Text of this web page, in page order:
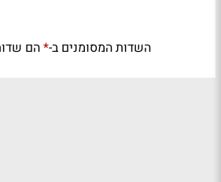
השדות המסומנים ב-*הם